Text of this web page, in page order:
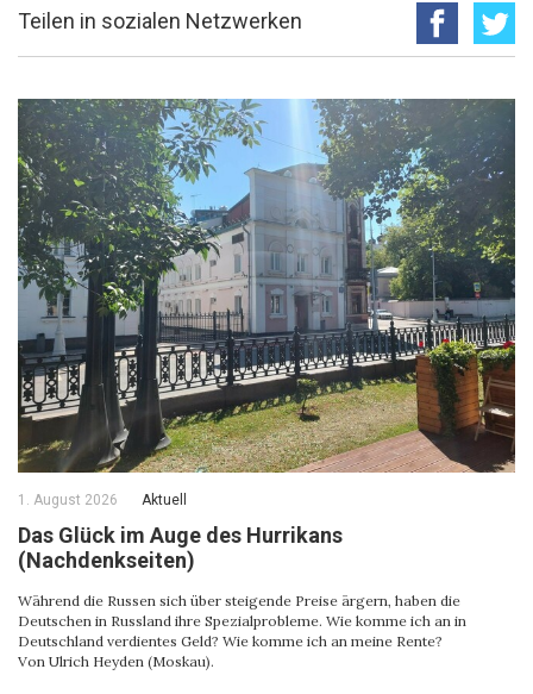
Teilen in sozialen Netzwerken
1. August 2026 Aktuell
Das Glück im Auge des Hurrikans
(Nachdenkseiten)
Während die Russen sich über steigende Preise ärgern, haben die
Deutschen in Russland ihre Spezialprobleme. Wie komme ich an in
Deutschland verdientes Geld? Wie komme ich an meine Rente?
Von Ulrich Heyden (Moskau).